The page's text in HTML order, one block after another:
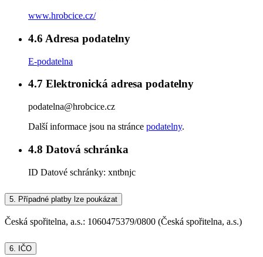
www.hrobcice.cz/
4.6 Adresa podatelny
E-podatelna
4.7 Elektronická adresa podatelny
podatelna@hrobcice.cz
Další informace jsou na stránce podatelny.
4.8 Datová schránka
ID Datové schránky: xntbnjc
5. Případné platby lze poukázat
Česká spořitelna, a.s.: 1060475379/0800 (Česká spořitelna, a.s.)
6. IČO